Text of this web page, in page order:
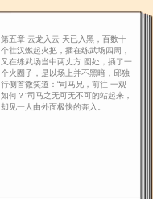
第五章 云龙入云 天已入黑，百数十
个壮汉燃起火把，插在练武场四周，
又在练武场当中两丈方 圆处，插了一
个火圈子，是以场上并不黑暗，邱独
行侧首微笑道：“司马兄，前往 一观
如何？”司马之无可无不可的站起来，
却见一人由外面极快的奔入。